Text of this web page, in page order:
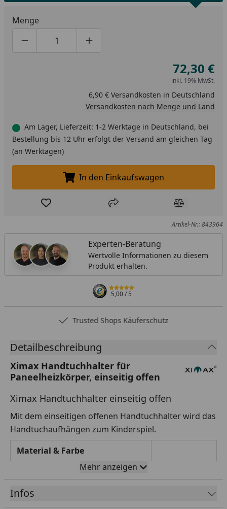
Menge
Produktmenge um eins verringern
Produktmenge manuell eingeben
Produktmenge um eins erhöhen
72,30 €
inkl. 19% MwSt.
6,90 € Versandkosten in Deutschland
Versandkosten nach Menge und Land
Am Lager, Lieferzeit: 1-2 Werktage in Deutschland, bei
Bestellung bis 12 Uhr erfolgt der Versand am gleichen Tag
(an Werktagen)
In den Einkaufswagen legen
In den Einkaufswagen
Produkt zur Wunschliste hinzufügen
Teilen Produkt
Artikel-Nr.: 843964
Experten-Beratung
Wertvolle Informationen zu diesem
Produkt erhalten.
5,00/ 5
Trusted Shops Käuferschutz
Detailbeschreibung
Ximax Handtuchhalter für
Paneelheizkörper, einseitig offen
Ximax Handtuchhalter einseitig offen
Mit dem einseitigen offenen Handtuchhalter wird das
Handtuchaufhängen zum Kinderspiel.
Material & Farbe
Mehr anzeigen
Infos